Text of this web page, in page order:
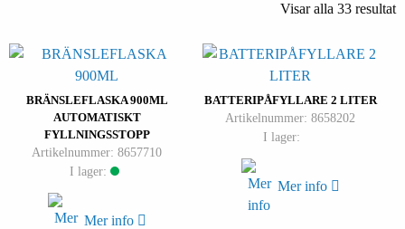
Visar alla 33 resultat
BRÄNSLEFLASKA 900ML
AUTOMATISKT
FYLLNINGSSTOPP
Artikelnummer: 8657710
I lager:
Mer info
BATTERIPÅFYLLARE 2 LITER
Artikelnummer: 8658202
I lager:
Mer info